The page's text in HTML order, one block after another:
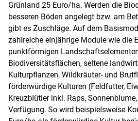
Skip to main
Grünland 25 Euro/ha. Werden die
besseren Böden angelegt bzw. am
gibt es Zuschläge. Auf dem
zahlreiche einjährige Module wie die
punktförmigen
Biodiversitätsflächen, seltene
Kulturpflanzen, Wildkräuter- und
förderwürdige Kulturen (Feldfutter,
Kreuzblütler inkl. Raps,
Verfügung. So wird beispielsweise